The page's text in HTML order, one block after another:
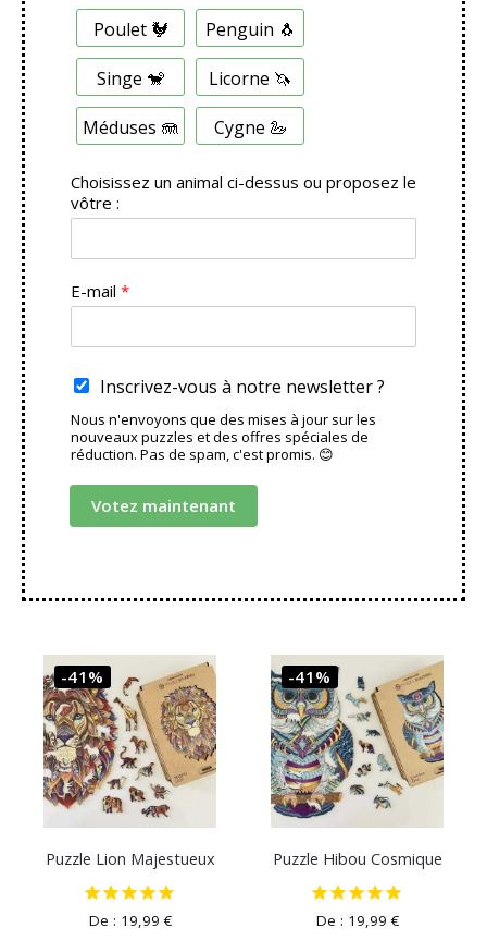
C
o
x
m
u
t
i
p
e
Poulet 🐓 Penguin 🐧
Singe 🐒 Licorne 🦄
Méduses 🪼 Cygne 🦢
Choisissez un animal ci-dessus ou proposez le
vôtre :
E-mail *
Inscrivez-vous à notre newsletter ?
Nous n'envoyons que des mises à jour sur les
nouveaux puzzles et des offres spéciales de
réduction. Pas de spam, c'est promis. 😊
Votez maintenant
-41%
Puzzle Lion Majestueux
De : 19,99€
-41%
Puzzle Hibou Cosmique
De : 19,99€